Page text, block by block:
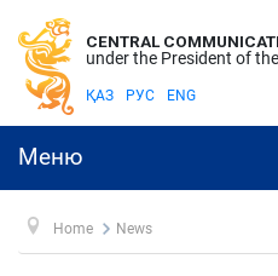
CENTRAL
under the President of
ҚАЗ РУС ENG
Меню
Home News